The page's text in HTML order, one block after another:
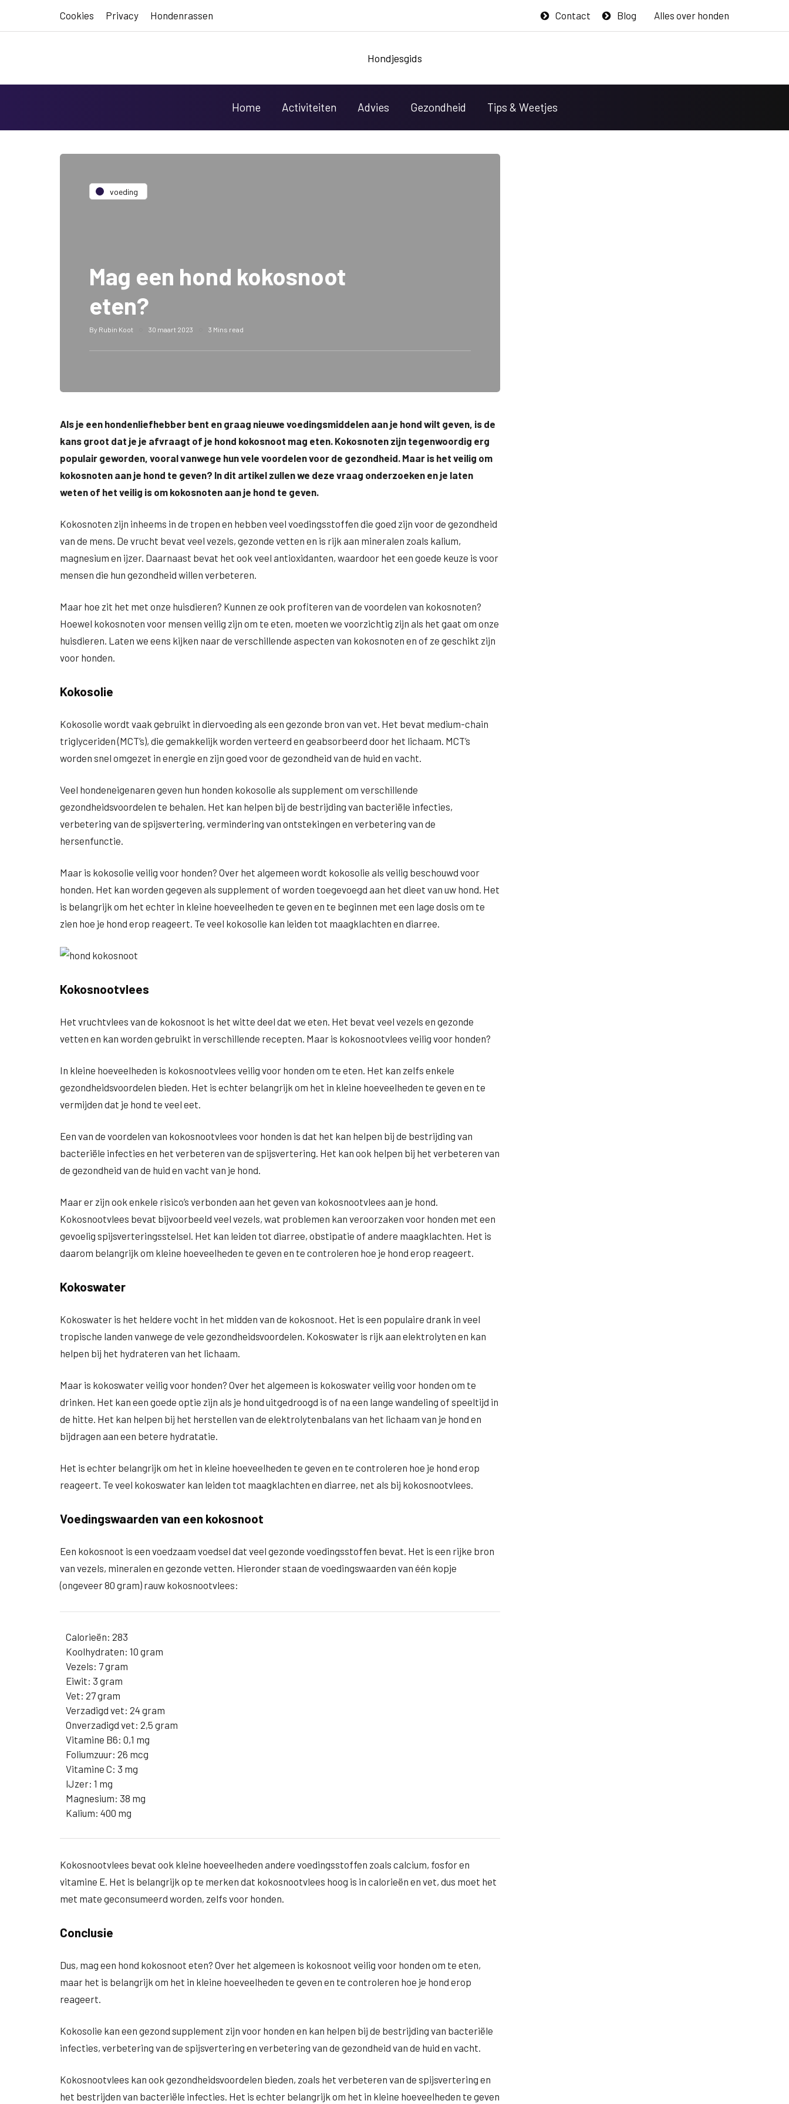
Cookies Privacy Hondenrassen Blog
Contact Alles over honden
Hondjesgids
Home Activiteiten Advies Gezondheid Tips & Weetjes
voeding
Mag een hond kokosnoot
eten?
By Rubin Koot 30 maart 2023 3 Mins read
Als je een hondenliefhebber bent en graag nieuwe voedingsmiddelen aan je hond wilt geven, is de
kans groot dat je je afvraagt of je hond kokosnoot mag eten. Kokosnoten zijn tegenwoordig erg
populair geworden, vooral vanwege hun vele voordelen voor de gezondheid. Maar is het veilig om
kokosnoten aan je hond te geven? In dit artikel zullen we deze vraag onderzoeken en je laten
weten of het veilig is om kokosnoten aan je hond te geven.
Kokosnoten zijn inheems in de tropen en hebben veel voedingsstoffen die goed zijn voor de gezondheid
van de mens. De vrucht bevat veel vezels, gezonde vetten en is rijk aan mineralen zoals kalium,
magnesium en ijzer. Daarnaast bevat het ook veel antioxidanten, waardoor het een goede keuze is voor
mensen die hun gezondheid willen verbeteren.
Maar hoe zit het met onze huisdieren? Kunnen ze ook profiteren van de voordelen van kokosnoten?
Hoewel kokosnoten voor mensen veilig zijn om te eten, moeten we voorzichtig zijn als het gaat om onze
huisdieren. Laten we eens kijken naar de verschillende aspecten van kokosnoten en of ze geschikt zijn
voor honden.
Kokosolie
Kokosolie wordt vaak gebruikt in diervoeding als een gezonde bron van vet. Het bevat medium-chain
triglyceriden (MCT’s), die gemakkelijk worden verteerd en geabsorbeerd door het lichaam. MCT’s
worden snel omgezet in energie en zijn goed voor de gezondheid van de huid en vacht.
Veel hondeneigenaren geven hun honden kokosolie als supplement om verschillende
gezondheidsvoordelen te behalen. Het kan helpen bij de bestrijding van bacteriële infecties,
verbetering van de spijsvertering, vermindering van ontstekingen en verbetering van de
hersenfunctie.
Maar is kokosolie veilig voor honden? Over het algemeen wordt kokosolie als veilig beschouwd voor
honden. Het kan worden gegeven als supplement of worden toegevoegd aan het dieet van uw hond. Het
is belangrijk om het echter in kleine hoeveelheden te geven en te beginnen met een lage dosis om te
zien hoe je hond erop reageert. Te veel kokosolie kan leiden tot maagklachten en diarree.
Kokosnootvlees
Het vruchtvlees van de kokosnoot is het witte deel dat we eten. Het bevat veel vezels en gezonde
vetten en kan worden gebruikt in verschillende recepten. Maar is kokosnootvlees veilig voor honden?
In kleine hoeveelheden is kokosnootvlees veilig voor honden om te eten. Het kan zelfs enkele
gezondheidsvoordelen bieden. Het is echter belangrijk om het in kleine hoeveelheden te geven en te
vermijden dat je hond te veel eet.
Een van de voordelen van kokosnootvlees voor honden is dat het kan helpen bij de bestrijding van
bacteriële infecties en het verbeteren van de spijsvertering. Het kan ook helpen bij het verbeteren van
de gezondheid van de huid en vacht van je hond.
Maar er zijn ook enkele risico’s verbonden aan het geven van kokosnootvlees aan je hond.
Kokosnootvlees bevat bijvoorbeeld veel vezels, wat problemen kan veroorzaken voor honden met een
gevoelig spijsverteringsstelsel. Het kan leiden tot diarree, obstipatie of andere maagklachten. Het is
daarom belangrijk om kleine hoeveelheden te geven en te controleren hoe je hond erop reageert.
Kokoswater
Kokoswater is het heldere vocht in het midden van de kokosnoot. Het is een populaire drank in veel
tropische landen vanwege de vele gezondheidsvoordelen. Kokoswater is rijk aan elektrolyten en kan
helpen bij het hydrateren van het lichaam.
Maar is kokoswater veilig voor honden? Over het algemeen is kokoswater veilig voor honden om te
drinken. Het kan een goede optie zijn als je hond uitgedroogd is of na een lange wandeling of speeltijd in
de hitte. Het kan helpen bij het herstellen van de elektrolytenbalans van het lichaam van je hond en
bijdragen aan een betere hydratatie.
Het is echter belangrijk om het in kleine hoeveelheden te geven en te controleren hoe je hond erop
reageert. Te veel kokoswater kan leiden tot maagklachten en diarree, net als bij kokosnootvlees.
Voedingswaarden van een kokosnoot
Een kokosnoot is een voedzaam voedsel dat veel gezonde voedingsstoffen bevat. Het is een rijke bron
van vezels, mineralen en gezonde vetten. Hieronder staan de voedingswaarden van één kopje
(ongeveer 80 gram) rauw kokosnootvlees:
Calorieën: 283
Koolhydraten: 10 gram
Vezels: 7 gram
Eiwit: 3 gram
Vet: 27 gram
Verzadigd vet: 24 gram
Onverzadigd vet: 2,5 gram
Vitamine B6: 0,1 mg
Foliumzuur: 26 mcg
Vitamine C: 3 mg
IJzer: 1 mg
Magnesium: 38 mg
Kalium: 400 mg
Kokosnootvlees bevat ook kleine hoeveelheden andere voedingsstoffen zoals calcium, fosfor en
vitamine E. Het is belangrijk op te merken dat kokosnootvlees hoog is in calorieën en vet, dus moet het
met mate geconsumeerd worden, zelfs voor honden.
Conclusie
Dus, mag een hond kokosnoot eten? Over het algemeen is kokosnoot veilig voor honden om te eten,
maar het is belangrijk om het in kleine hoeveelheden te geven en te controleren hoe je hond erop
reageert.
Kokosolie kan een gezond supplement zijn voor honden en kan helpen bij de bestrijding van bacteriële
infecties, verbetering van de spijsvertering en verbetering van de gezondheid van de huid en vacht.
Kokosnootvlees kan ook gezondheidsvoordelen bieden, zoals het verbeteren van de spijsvertering en
het bestrijden van bacteriële infecties. Het is echter belangrijk om het in kleine hoeveelheden te geven